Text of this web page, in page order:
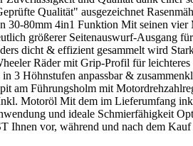
Qualität" ausgezeichnet
80mm 4in1 Funktion Mit seinen vier
größerer Seitenauswurf-Ausgang
dicht & effizient gesammelt wird
Räder mit Grip-Profil für
3 Höhnstufen anpassbar &
am Führungsholm mit
Motoröl Mit dem im Lieferumfang
und ideale Schmierfähigkeit
vor, während und nach dem Kauf